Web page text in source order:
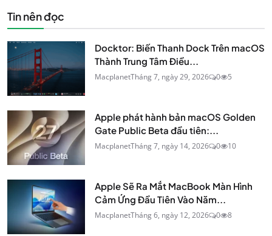
Tin nên đọc
Docktor: Biến Thanh Dock Trên macOS
Thành Trung Tâm Điều...
MacplanetTháng 7, ngày 29, 2026 0 5
Apple phát hành bản macOS Golden
Gate Public Beta đầu tiên:...
MacplanetTháng 7, ngày 14, 2026 0 10
Apple Sẽ Ra Mắt MacBook Màn Hình
Cảm Ứng Đầu Tiên Vào Năm...
MacplanetTháng 6, ngày 12, 2026 0 8